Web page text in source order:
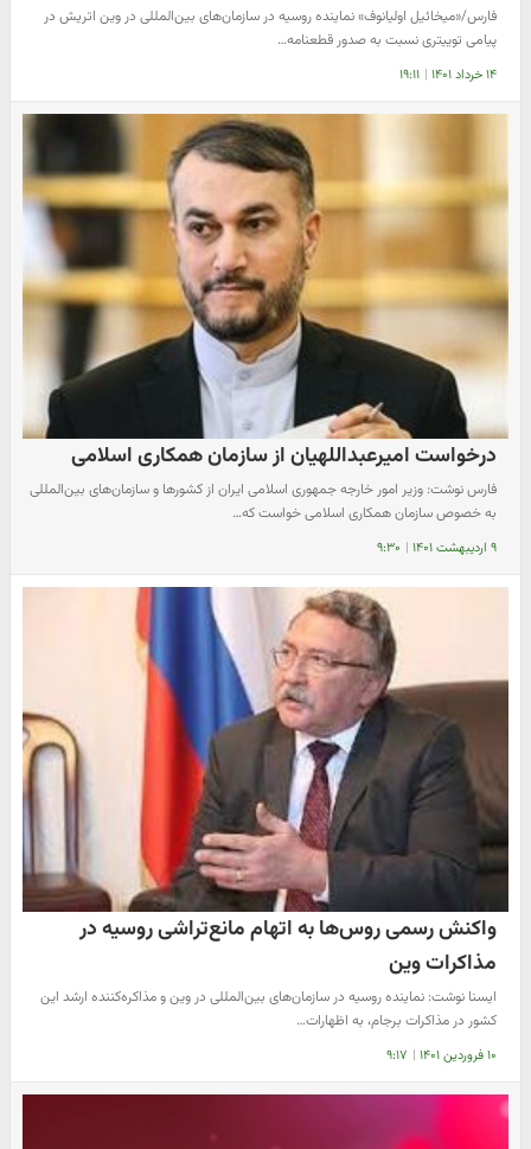
فارس/«میخائیل اولیانوف» نماینده روسیه در سازمان‌های بین‌المللی در وین اتریش در
پیامی توییتری نسبت به صدور قطعنامه…
۱۴ خرداد ۱۴۰۱ | ۱۹:۱۱
درخواست امیرعبداللهیان از سازمان همکاری اسلامی
فارس نوشت: وزیر امور خارجه جمهوری اسلامی ایران از کشورها و سازمان‌های بین‌المللی
به خصوص سازمان همکاری اسلامی خواست که…
۹ اردیبهشت ۱۴۰۱ | ۹:۳۰
واکنش رسمی روس‌ها به اتهام مانع‌تراشی روسیه در
مذاکرات وین
ایسنا نوشت: نماینده روسیه در سازمان‌های بین‌المللی در وین و مذاکره‌کننده ارشد این
کشور در مذاکرات برجام، به اظهارات…
۱۰ فروردین ۱۴۰۱ | ۹:۱۷